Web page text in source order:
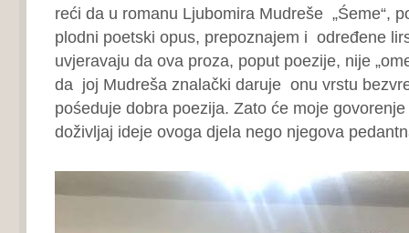
reći da u romanu Ljubomira Mudreše „Śeme“,
plodni poetski opus, prepoznajem i određene
uvjeravaju da ova proza, poput poezije, nije
da joj Mudreša znalački daruje onu vrstu
pośeduje dobra poezija. Zato će moje
doživljaj ideje ovoga djela nego njegova